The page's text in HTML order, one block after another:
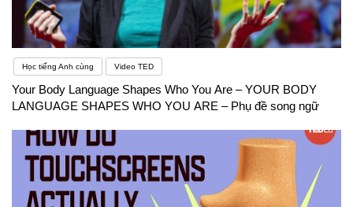
Học tiếng Anh cùng Video TED
Your Body Language Shapes Who You Are – YOUR BODY
LANGUAGE SHAPES WHO YOU ARE – Phụ đề song ngữ